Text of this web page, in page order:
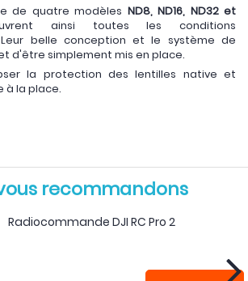
de quatre modèles ND8, ND16, ND32 et
ainsi toutes les conditions
Leur belle conception et le système de
d'être simplement mis en place.
la protection des lentilles native et
à la place.
recommandons
Radiocommande DJI RC Pro 2